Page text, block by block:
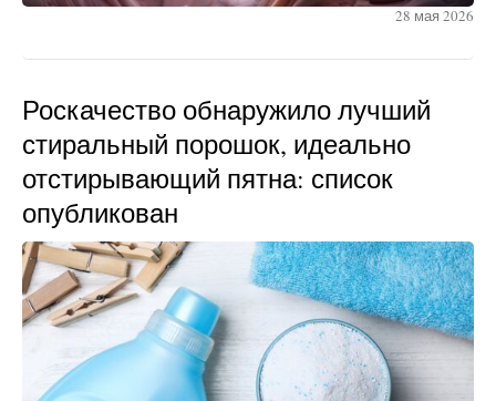
28 мая 2026
Роскачество обнаружило лучший
стиральный порошок, идеально
отстирывающий пятна: список
опубликован